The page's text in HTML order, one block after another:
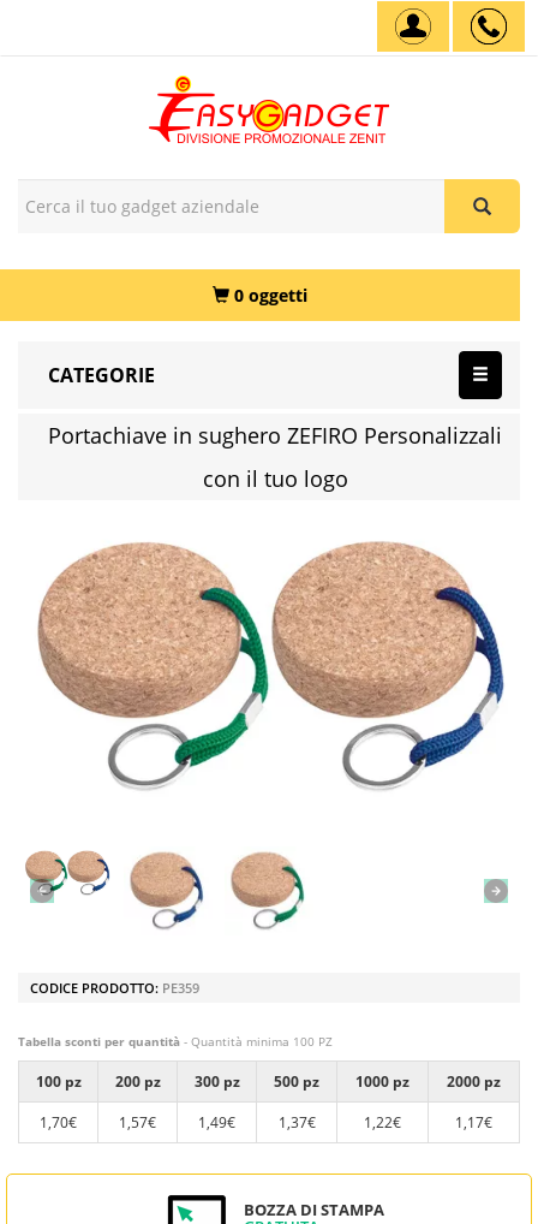
0 oggetti
CATEGORIE
Portachiave in sughero ZEFIRO Personalizzali
con il tuo logo
CODICE PRODOTTO: PE359
Tabella sconti per quantità - Quantità minima 100 PZ
100 pz 200 pz 300 pz 500 pz 1000 pz
2000 pz
1,70€
1,57€ 1,49€ 1,37€ 1,22€ 1,17€
BOZZA DI STAMPA